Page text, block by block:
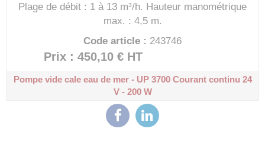
Plage de débit : 1 à 13 m³/h. Hauteur manométrique
max. : 4,5 m.
Code article : 243746
Prix : 450,10 € HT
Pompe vide cale eau de mer - UP 3700Courant continu 24
V - 200 W